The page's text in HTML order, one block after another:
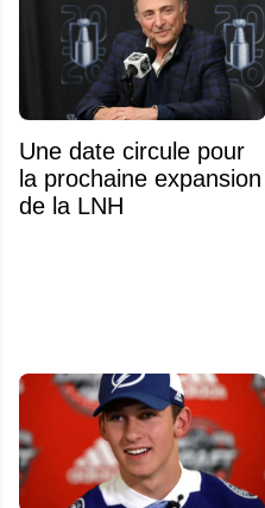
Une date circule pour
la prochaine expansion
de la LNH